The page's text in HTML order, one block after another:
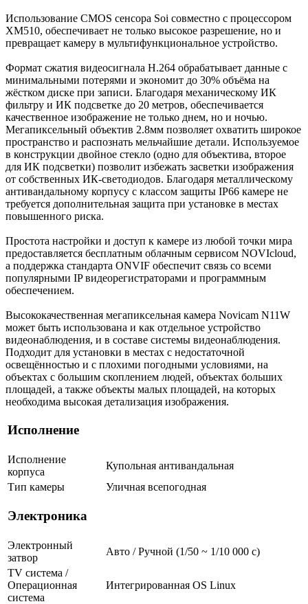
Использование CMOS сенсора Soi совместно с процессором
XM510, обеспечивает не только высокое разрешение, но и
превращает камеру в мультифункциональное устройство.
Формат сжатия видеосигнала H.264 обрабатывает данные с
минимальными потерями и экономит до 30% объёма на
жёстком диске при записи. Благодаря механическому ИК
фильтру и ИК подсветке до 20 метров, обеспечивается
качественное изображение не только днем, но и ночью.
Мегапиксельный объектив 2.8мм позволяет охватить широкое
пространство и распознать мельчайшие детали. Используемое
в конструкции двойное стекло (одно для объектива, второе
для ИК подсветки) позволит избежать засветки изображения
от собственных ИК-светодиодов. Благодаря металлическому
антивандальному корпусу с классом защиты IP66 камере не
требуется дополнительная защита при установке в местах
повышенного риска.
Простота настройки и доступ к камере из любой точки мира
предоставляется бесплатным облачным сервисом NOVIcloud,
а поддержка стандарта ONVIF обеспечит связь со всеми
популярными IP видеорегистраторами и программным
обеспечением.
Высококачественная мегапиксельная камера Novicam N11W
может быть использована и как отдельное устройство
видеонаблюдения, и в составе системы видеонаблюдения.
Подходит для установки в местах с недостаточной
освещённостью и с плохими погодными условиями, на
объектах с большим скоплением людей, объектах больших
площадей, а также объекты малых площадей, на которых
необходима высокая детализация изображения.
Исполнение
Исполнение
корпуса
Купольная антивандальная
Тип камеры
Уличная всепогодная
Электроника
Электронный
затвор
Авто / Ручной (1/50 ~ 1/10 000 с)
TV система /
Операционная
система
Интегрированная OS Linux